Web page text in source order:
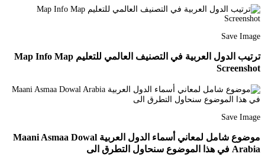
Save Image
ترتيب الدول العربية في التصنيف العالمي للتعليم Map Info Map
Screenshot
Save Image
موضوع شامل لمعاني أسماء الدول العربية Maani Asmaa Dowal
Arabia في هذا الموضوع سنحاول التطرق الى